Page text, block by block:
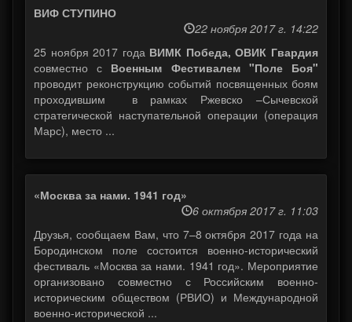
ВИФ СТУПИНО
22 ноября 2017 г. 14:22
25 ноября 2017 года ВИМК Победа, ОВИК Гвардия
совместно с Военным Фестивалем "Поле Боя"
проводит реконструкцию событий посвященных боям
проходившим в рамках Ржевско –Сычевской
стратегической наступательной операции (операция
Марс), место ...
«Москва за нами. 1941 год»
6 октября 2017 г. 11:03
Друзья, сообщаем Вам, что 7–8 октября 2017 года на
Бородинском поле состоится военно-исторический
фестиваль «Москва за нами. 1941 год». Мероприятие
организовано совместно с Российским военно-
историческим обществом (РВИО) и Международной
военно-исторической ...